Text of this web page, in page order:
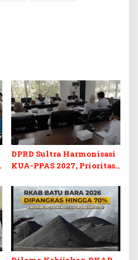
DPRD Sultra Harmonisasi
KUA-PPAS 2027, Prioritas
dan Pelunasan Utang
Infrastruktur